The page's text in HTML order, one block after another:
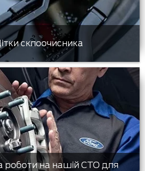
склоочисника
роботи на нашій СТО для